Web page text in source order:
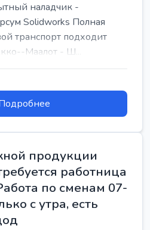
наладчик -
Solidworks Полная
транспорт подходит
Маалот - Ш...
продукции
работница
по сменам 07-
с утра, есть